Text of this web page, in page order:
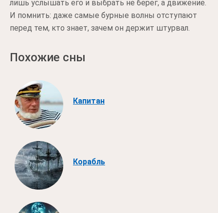
лишь услышать его и выбрать не берег, а движение.
И помнить: даже самые бурные волны отступают
перед тем, кто знает, зачем он держит штурвал.
Похожие сны
Капитан
Корабль